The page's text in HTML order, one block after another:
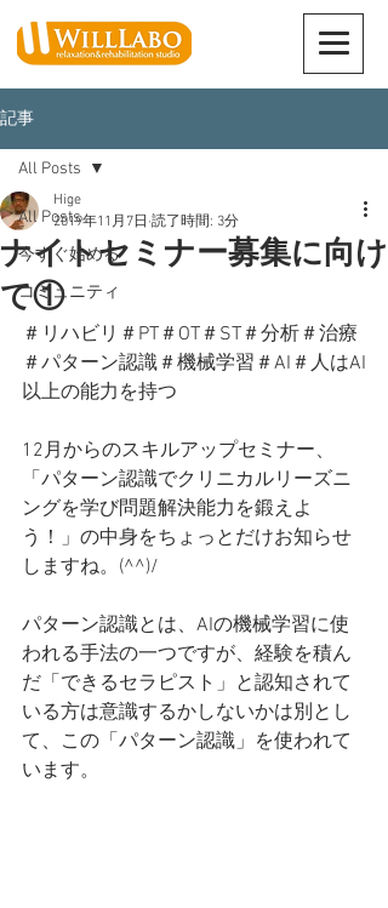
記事
All Posts
今すぐ始める
コミュニティ
All Posts
ナイトセミナー募集に向け
て①
Hige
2019年11月7日 読了時間: 3分
＃リハビリ＃PT＃OT＃ST＃分析＃治療
＃パターン認識＃機械学習＃AI＃人はAI
以上の能力を持つ
12月からのスキルアップセミナー、
「パターン認識でクリニカルリーズニ
ングを学び問題解決能力を鍛えよ
う！」の中身をちょっとだけお知らせ
しますね。(^^)/
パターン認識とは、AIの機械学習に使
われる手法の一つですが、経験を積ん
だ「できるセラピスト」と認知されて
いる方は意識するかしないかは別とし
て、この「パターン認識」を使われて
います。